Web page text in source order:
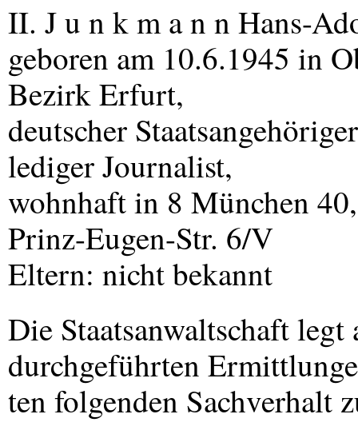
II. J u n k m a n n Hans-
geboren am 10.6.1945 in
Bezirk Erfurt,
deutscher
lediger Journalist,
wohnhaft in 8 München 40,
Prinz-Eugen-Str. 6/V
Eltern: nicht bekannt
Die Staatsanwaltschaft
durchgeführten
ten folgenden Sachverhalt